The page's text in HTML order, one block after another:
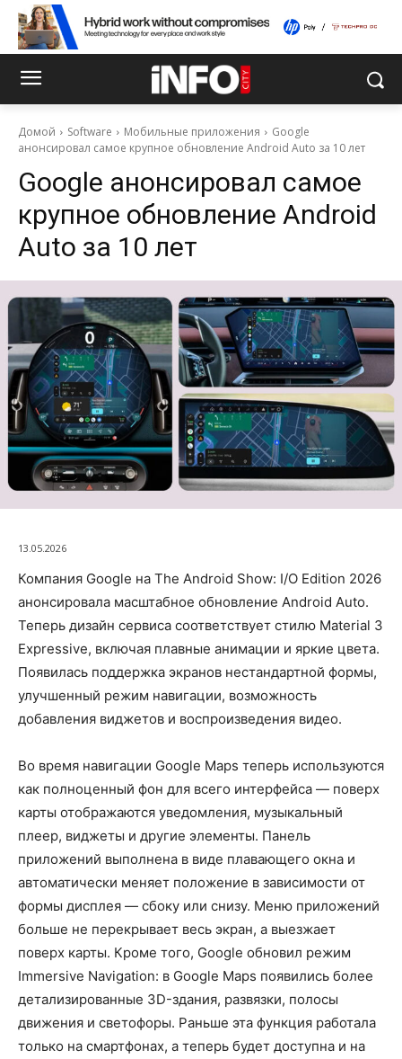
Домой Software Мобильные приложения
Google
анонсировал самое крупное обновление Android Auto за 10 лет
Google анонсировал самое
крупное обновление Android
Auto за 10 лет
13.05.2026
Компания Google на The Android Show: I/O Edition 2026
анонсировала масштабное обновление Android Auto.
Теперь дизайн сервиса соответствует стилю Material 3
Expressive, включая плавные анимации и яркие цвета.
Появилась поддержка экранов нестандартной формы,
улучшенный режим навигации, возможность
добавления виджетов и воспроизведения видео.
Во время навигации Google Maps теперь используются
как полноценный фон для всего интерфейса — поверх
карты отображаются уведомления, музыкальный
плеер, виджеты и другие элементы. Панель
приложений выполнена в виде плавающего окна и
автоматически меняет положение в зависимости от
формы дисплея — сбоку или снизу. Меню приложений
больше не перекрывает весь экран, а выезжает
поверх карты. Кроме того, Google обновил режим
Immersive Navigation: в Google Maps появились более
детализированные 3D-здания, развязки, полосы
движения и светофоры. Раньше эта функция работала
только на смартфонах, а теперь будет доступна и на